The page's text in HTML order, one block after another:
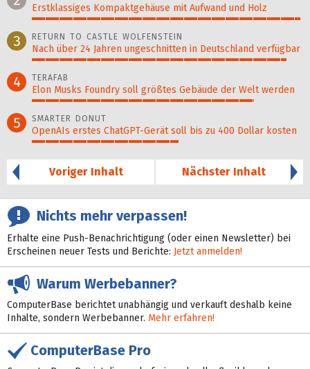
Erstklassiges Kompaktgehäuse mit Aufwand und Holz
3 RETURN TO CASTLE WOLFENSTEIN
Nach über 24 Jahren ungeschnitten in Deutschland verfügbar
4 TERAFAB
Elon Musks Foundry soll größ­tes Gebäude der Welt werden
5 SMARTER DONUT
OpenAIs erstes ChatGPT-Gerät soll bis zu 400 Dollar kosten
Voriger Inhalt
Nächster Inhalt
Nichts mehr verpassen!
Erhalte eine Push-Benachrichtigung (oder einen Newsletter) bei
Erscheinen neuer Tests und Berichte: Jetzt anmelden!
Warum Werbebanner?
ComputerBase berichtet unabhängig und verkauft deshalb keine
Inhalte, sondern Werbebanner. Mehr erfahren!
ComputerBase Pro